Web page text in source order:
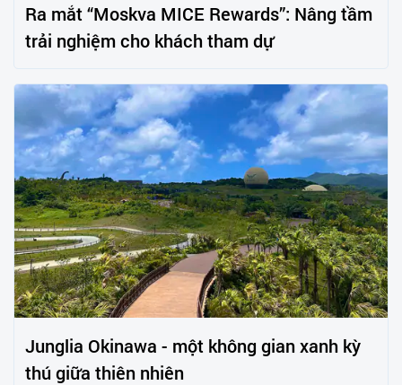
Ra mắt “Moskva MICE Rewards”: Nâng tầm
trải nghiệm cho khách tham dự
Junglia Okinawa - một không gian xanh kỳ
thú giữa thiên nhiên